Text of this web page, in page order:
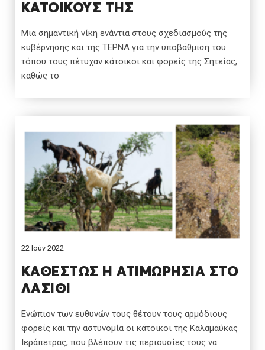
ΚΑΤΟΙΚΟΥΣ ΤΗΣ
Μια σημαντική νίκη ενάντια στους σχεδιασμούς της
κυβέρνησης και της ΤΕΡΝΑ για την υποβάθμιση του
τόπου τους πέτυχαν κάτοικοι και φορείς της Σητείας,
καθώς το
22 Ιούν 2022
ΚΑΘΕΣΤΩΣ Η ΑΤΙΜΩΡΗΣΙΑ ΣΤΟ
ΛΑΣΙΘΙ
Ενώπιον των ευθυνών τους θέτουν τους αρμόδιους
φορείς και την αστυνομία οι κάτοικοι της Καλαμαύκας
Ιεράπετρας, που βλέπουν τις περιουσίες τους να